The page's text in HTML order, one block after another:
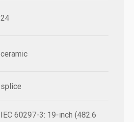
24
ceramic
splice
IEC 60297-3: 19-inch (482.6